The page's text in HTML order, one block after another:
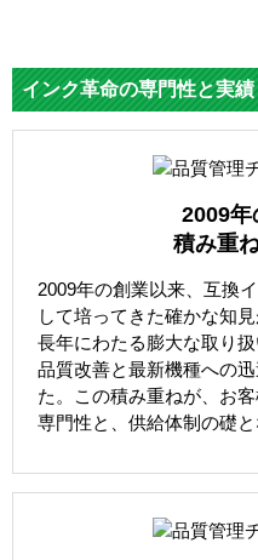
インク革命の専門性と実績
2009年
積み重
2009年の創業以来、互換
して培ってきた確かな知見
長年にわたる膨大な取り
品質改善と最新機種への
た。この積み重ねが、お
専門性と、供給体制の礎と